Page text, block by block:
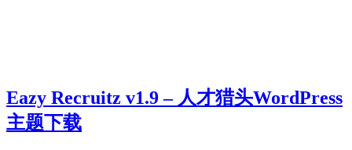
Eazy Recruitz v1.9 – 人才猎头WordPress
主题下载